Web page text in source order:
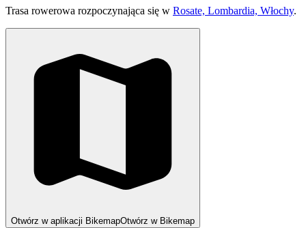
Trasa rowerowa rozpoczynająca się w Rosate, Lombardia, Włochy.
Otwórz w aplikacji BikemapOtwórz w Bikemap